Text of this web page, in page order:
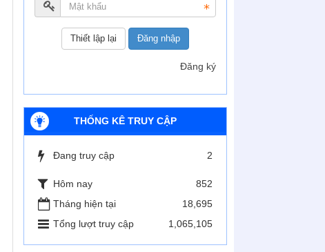
Đăng nhập
Đăng ký
THỐNG KÊ TRUY CẬP
Đang truy cập 2
Hôm nay
852
Tháng hiện tại
18,695
Tổng lượt truy cập
1,065,105